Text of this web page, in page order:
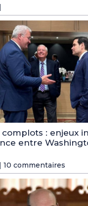
: enjeux
entre
10 commentaires